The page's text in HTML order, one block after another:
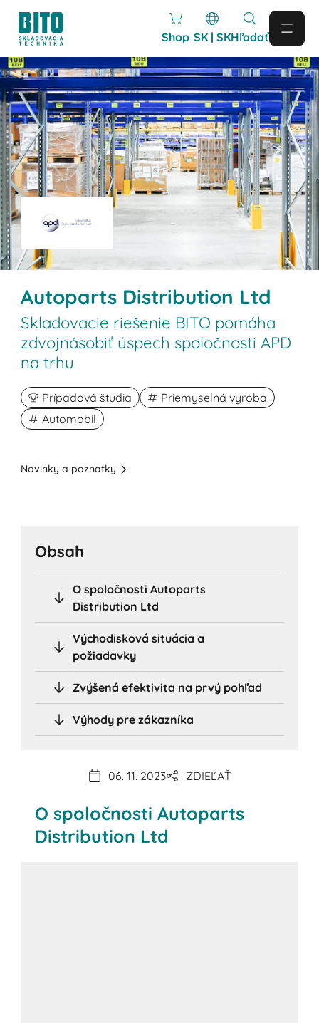
Shop SK | SKHľadať
Autoparts Distribution Ltd
Skladovacie riešenie BITO pomáha
zdvojnásobiť úspech spoločnosti APD
na trhu
Prípadová štúdia
Priemyselná výroba
Automobil
Novinky a poznatky
Obsah
O spoločnosti Autoparts
Distribution Ltd
Východisková situácia a
požiadavky
Zvýšená efektivita na prvý pohľad
Výhody pre zákazníka
06. 11. 2023 ZDIEĽAŤ
O spoločnosti Autoparts
Distribution Ltd